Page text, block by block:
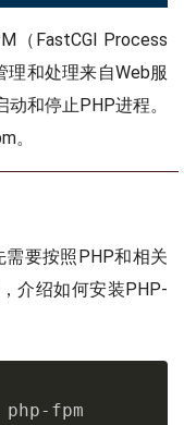
（FastCGI Process
理和处理来自Web服
和停止PHP进程。
。
要按照PHP和相关
介绍如何安装PHP-
fpm